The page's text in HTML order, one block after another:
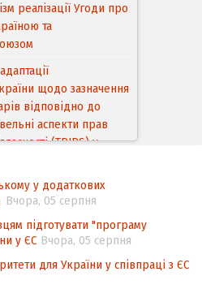
реалізації Угоди про
та
щодо зазначення
відповідно до
аспекти прав
(TRIPS) у
законодавства щодо
повторного
виборців
суспільства
сенсу
у додаткових
Вчора, 05 серпня
підготувати "програму
у ЄС Вчора, 05 серпня
для України у співпраці з ЄС